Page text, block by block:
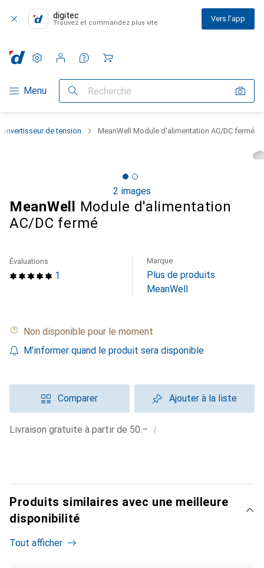
digitec
Trouvez et commandez plus vite Vers l'app
Navigation par catégorie
Menu Recherche
Paramètres
Compte client
Listes de comparaison
Listes d'envies
Panier
de tension MeanWell Module d'alimentation AC/DC fermé
2 images
MeanWell
Module d'alimentation
AC/DC fermé
1
Évaluations Marque
Plus de produits
MeanWell
Non disponible pour le moment
M'informer quand le produit sera disponible
Comparer Ajouter à la liste
Livraison gratuite à partir de 50.– i
Produits similaires avec une meilleure
disponibilité
Tout afficher